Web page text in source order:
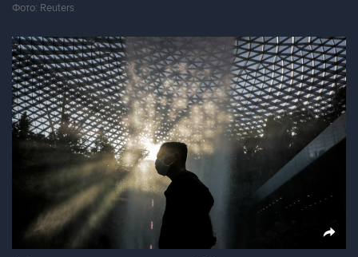
Фото: Reuters